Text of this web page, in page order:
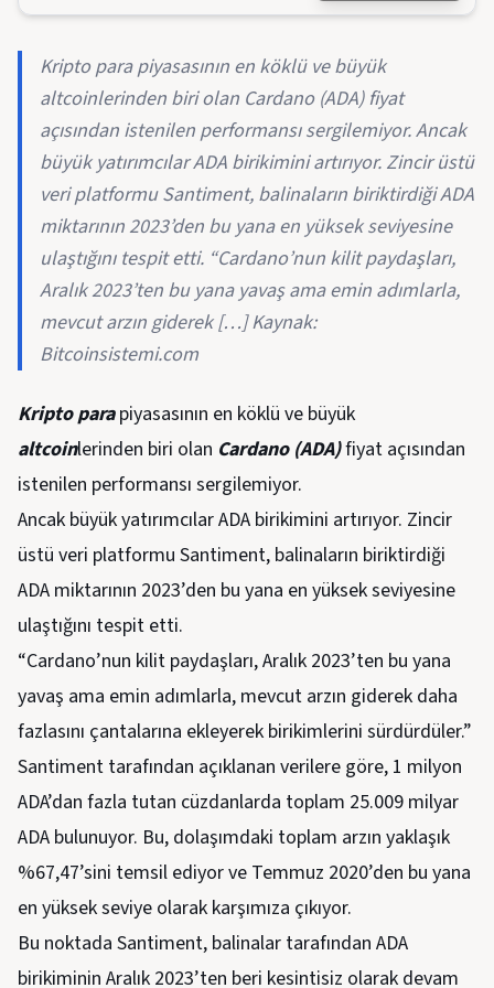
Kripto para piyasasının en köklü ve büyük
altcoinlerinden biri olan Cardano (ADA) fiyat
açısından istenilen performansı sergilemiyor. Ancak
büyük yatırımcılar ADA birikimini artırıyor. Zincir üstü
veri platformu Santiment, balinaların biriktirdiği ADA
miktarının 2023’den bu yana en yüksek seviyesine
ulaştığını tespit etti. “Cardano’nun kilit paydaşları,
Aralık 2023’ten bu yana yavaş ama emin adımlarla,
mevcut arzın giderek […] Kaynak:
Bitcoinsistemi.com
Kripto parapiyasasının en köklü ve büyük
altcoinlerinden biri olan Cardano (ADA)fiyat açısından
istenilen performansı sergilemiyor.
Ancak büyük yatırımcılar ADA birikimini artırıyor. Zincir
üstü veri platformu Santiment, balinaların biriktirdiği
ADA miktarının 2023’den bu yana en yüksek seviyesine
ulaştığını tespit etti.
“Cardano’nun kilit paydaşları, Aralık 2023’ten bu yana
yavaş ama emin adımlarla, mevcut arzın giderek daha
fazlasını çantalarına ekleyerek birikimlerini sürdürdüler.”
Santiment tarafından açıklanan verilere göre, 1 milyon
ADA’dan fazla tutan cüzdanlarda toplam 25.009 milyar
ADA bulunuyor. Bu, dolaşımdaki toplam arzın yaklaşık
%67,47’sini temsil ediyor ve Temmuz 2020’den bu yana
en yüksek seviye olarak karşımıza çıkıyor.
Bu noktada Santiment, balinalar tarafından ADA
birikiminin Aralık 2023’ten beri kesintisiz olarak devam